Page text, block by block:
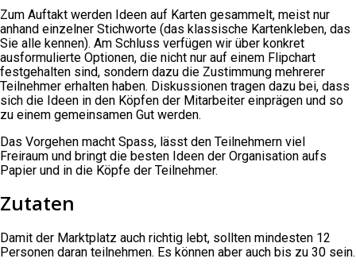
Zum Auftakt werden Ideen auf Karten gesammelt, meist nur
anhand einzelner Stichworte (das klassische Kartenkleben, das
Sie alle kennen). Am Schluss verfügen wir über konkret
ausformulierte Optionen, die nicht nur auf einem Flipchart
festgehalten sind, sondern dazu die Zustimmung mehrerer
Teilnehmer erhalten haben. Diskussionen tragen dazu bei, dass
sich die Ideen in den Köpfen der Mitarbeiter einprägen und so
zu einem gemeinsamen Gut werden.
Das Vorgehen macht Spass, lässt den Teilnehmern viel
Freiraum und bringt die besten Ideen der Organisation aufs
Papier und in die Köpfe der Teilnehmer.
Zutaten
Damit der Marktplatz auch richtig lebt, sollten mindesten 12
Personen daran teilnehmen. Es können aber auch bis zu 30 sein.